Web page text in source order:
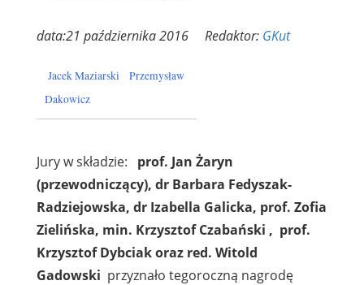
data:21 października 2016 Redaktor: GKut
Jacek Maziarski
Przemysław
Dakowicz
Jury w składzie: prof. Jan Żaryn
(przewodniczący), dr Barbara Fedyszak-
Radziejowska, dr Izabella Galicka, prof. Zofia
Zielińska, min. Krzysztof Czabański , prof.
Krzysztof Dybciak oraz red. Witold
Gadowski przyznało tegoroczną nagrodę